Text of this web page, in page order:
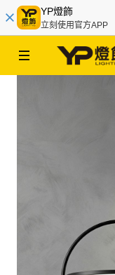
YP燈飾
立刻使用官方APP